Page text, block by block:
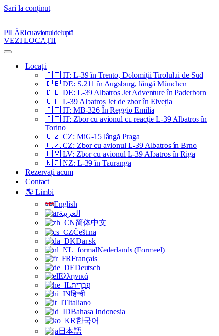
Sari la conținut
PILĂRI cu avionul de luptă
VEZI LOCAȚII
Meniu
navigareLocații
🇮🇹 IT: L-39 în Trento, Dolomiții Tirolului de Sud
🇩🇪 DE: S.211 în Augsburg, lângă München
🇩🇪 DE: L-39 Albatros Jet Adventure în Paderborn
🇨🇭 L-39 Albatros Jet de zbor în Elveția
🇮🇹 IT: MB-326 În Reggio Emilia
🇮🇹 IT: Zbor cu avionul cu reacție L-39 Albatros în
Torino
🇨🇿 CZ: MiG-15 lângă Praga
🇨🇿 CZ: Zbor cu avionul L-39 Albatros în Brno
🇱🇻 LV: Zbor cu avionul L-39 Albatros în Riga
🇳🇿 NZ: L-39 în Tauranga
Rezervați acum
Contact
🌎 Limbi
English
العربية
简体中文
Čeština
Dansk
Nederlands (Formeel)
Français
Deutsch
Ελληνικά
עִבְרִית
हिन्दी
Italiano
Bahasa Indonesia
한국어
日本語